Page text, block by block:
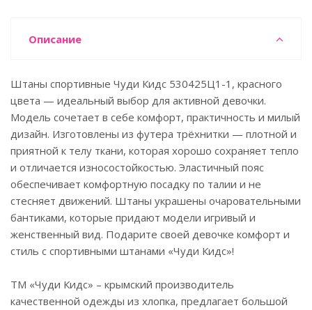
Описание
Штаны спортивные Чуди Кидс 530425Ц1-1, красного
цвета — идеальный выбор для активной девочки.
Модель сочетает в себе комфорт, практичность и милый
дизайн. Изготовлены из футера трёхнитки — плотной и
приятной к телу ткани, которая хорошо сохраняет тепло
и отличается износостойкостью. Эластичный пояс
обеспечивает комфортную посадку по талии и не
стесняет движений. Штаны украшены очаровательными
бантиками, которые придают модели игривый и
женственный вид. Подарите своей девочке комфорт и
стиль с спортивными штанами «Чуди Кидс»!
ТМ «Чуди Кидс» – крымский производитель
качественной одежды из хлопка, предлагает большой